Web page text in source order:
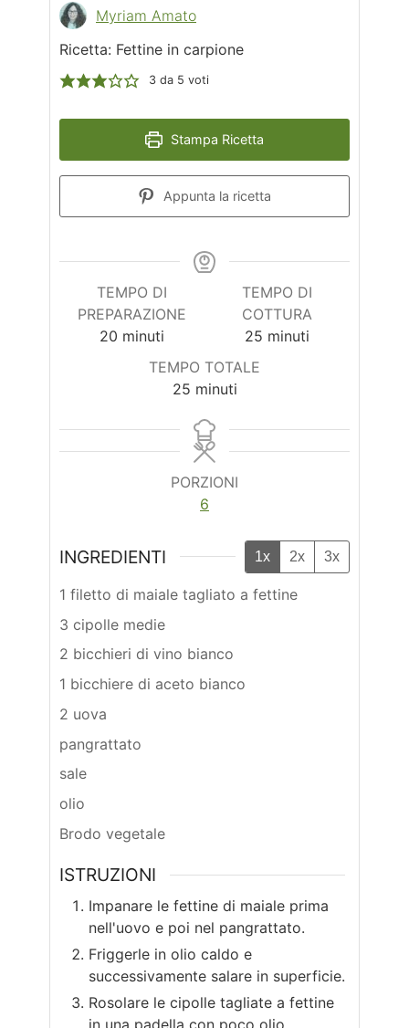
Myriam Amato
Ricetta: Fettine in carpione
3da 5 voti
Stampa Ricetta
Appunta la ricetta
TEMPO DI
PREPARAZIONE
20 minuti
minuti
TEMPO DI
COTTURA
25 minuti
minuti
TEMPO TOTALE
25 minuti
minuti
PORZIONI
6
INGREDIENTI 1x 2x 3x
1 filetto di maiale tagliato a fettine
3 cipolle medie
2 bicchieri di vino bianco
1 bicchiere di aceto bianco
2 uova
pangrattato
sale
olio
Brodo vegetale
ISTRUZIONI
Impanare le fettine di maiale prima
nell'uovo e poi nel pangrattato.
Friggerle in olio caldo e
successivamente salare in superficie.
Rosolare le cipolle tagliate a fettine
in una padella con poco olio.